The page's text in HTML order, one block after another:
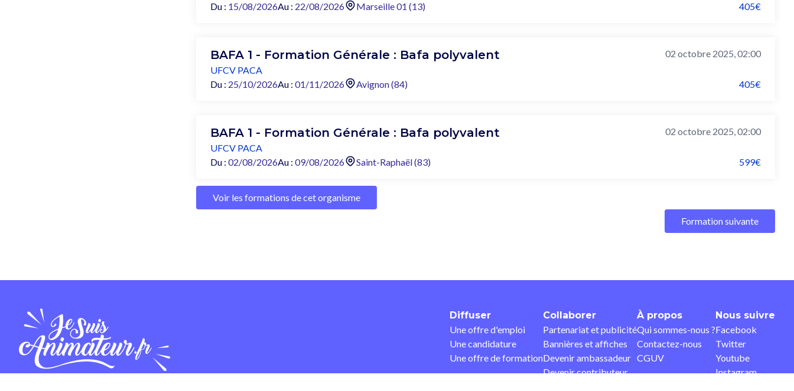
Du : 15/08/2026Au : 22/08/2026 Marseille 01 (13) 405€
BAFA 1 - Formation Générale : Bafa polyvalent
02 octobre 2025, 02:00
UFCV PACA
Du : 25/10/2026Au : 01/11/2026 Avignon (84) 405€
BAFA 1 - Formation Générale : Bafa polyvalent
02 octobre 2025, 02:00
UFCV PACA
Du : 02/08/2026Au : 09/08/2026 Saint-Raphaël (83) 599€
Voir les formations de cet organisme
Formation suivante
Diffuser
Une offre d'emploi
Une candidature
Une offre de formation
Collaborer
Partenariat et publicité
Bannières et affiches
Devenir ambassadeur
Devenir contributeur
À propos
Qui sommes-nous ?
Contactez-nous
CGUV
Nous suivre
Facebook
Twitter
Youtube
Instagram